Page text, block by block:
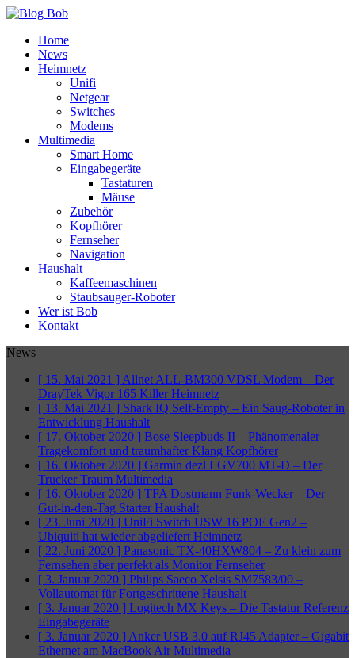
Home
News
Heimnetz
Unifi
Netgear
Switches
Modems
Multimedia
Smart Home
Eingabegeräte
Tastaturen
Mäuse
Zubehör
Kopfhörer
Fernseher
Navigation
Haushalt
Kaffeemaschinen
Staubsauger-Roboter
Wer ist Bob
Kontakt
News
[ 15. Mai 2021 ] Allnet ALL-BM300 VDSL Modem – Der
DrayTek Vigor 165 KillerHeimnetz
[ 13. Mai 2021 ] Shark IQ Self-Empty – Ein Saug-Roboter in
Entwicklung Haushalt
[ 17. Oktober 2020 ] Bose Sleepbuds II – Phänomenaler
Tragekomfort und traumhafter Klang Kopfhörer
[ 16. Oktober 2020 ] Garmin dezl LGV700 MT-D – Der
Trucker Traum Multimedia
[ 16. Oktober 2020 ] TFA Dostmann Funk-Wecker – Der
Gut-in-den-Tag StarterHaushalt
[ 23. Juni 2020 ] UniFi Switch USW 16 POE Gen2 –
Ubiquiti hat wieder abgeliefert Heimnetz
[ 22. Juni 2020 ] Panasonic TX-40HXW804 – Zu klein zum
Fernsehen aber perfekt als MonitorFernseher
[ 3. Januar 2020 ] Philips Saeco Xelsis SM7583/00 –
Vollautomat für Fortgeschrittene Haushalt
[ 3. Januar 2020 ] Logitech MX Keys – Die Tastatur Referenz
Eingabegeräte
[ 3. Januar 2020 ] Anker USB 3.0 auf RJ45 Adapter – Gigabit
Ethernet am MacBook AirMultimedia